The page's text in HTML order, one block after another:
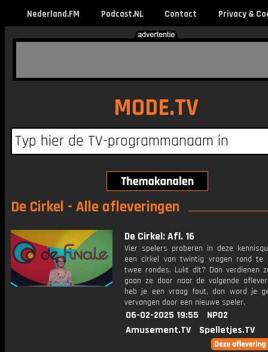
Nederland.FM Podcast.NL Contact Privacy &
MODE.TV
De Cirkel - Alle afleveringen
De Cirkel: Afl. 16
Vier spelers proberen in deze
een cirkel van twintig vragen rond te
twee rondes. Lukt dit? Dan verdienen
gaan ze door naar de volgende
heb je een vraag fout, dan word je
vervangen door een nieuwe speler.
06-02-2025 19:55
NPO2
Amusement.TV
Spelletjes.TV